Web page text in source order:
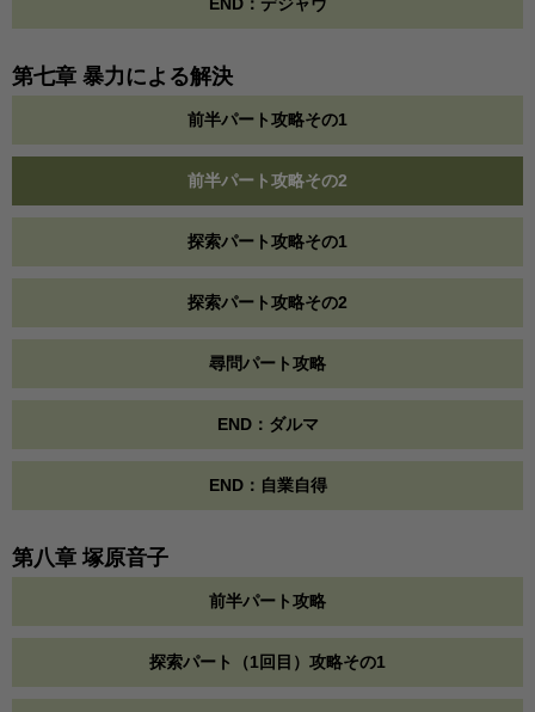
第七章 暴力による解決
前半パート攻略その1
前半パート攻略その2
探索パート攻略その1
探索パート攻略その2
尋問パート攻略
END：ダルマ
END：自業自得
第八章 塚原音子
前半パート攻略
探索パート（1回目）攻略その1